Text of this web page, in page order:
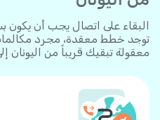
توجد خطط معقدة، مجرد
معقولة تبقيك قريباً من اليونان